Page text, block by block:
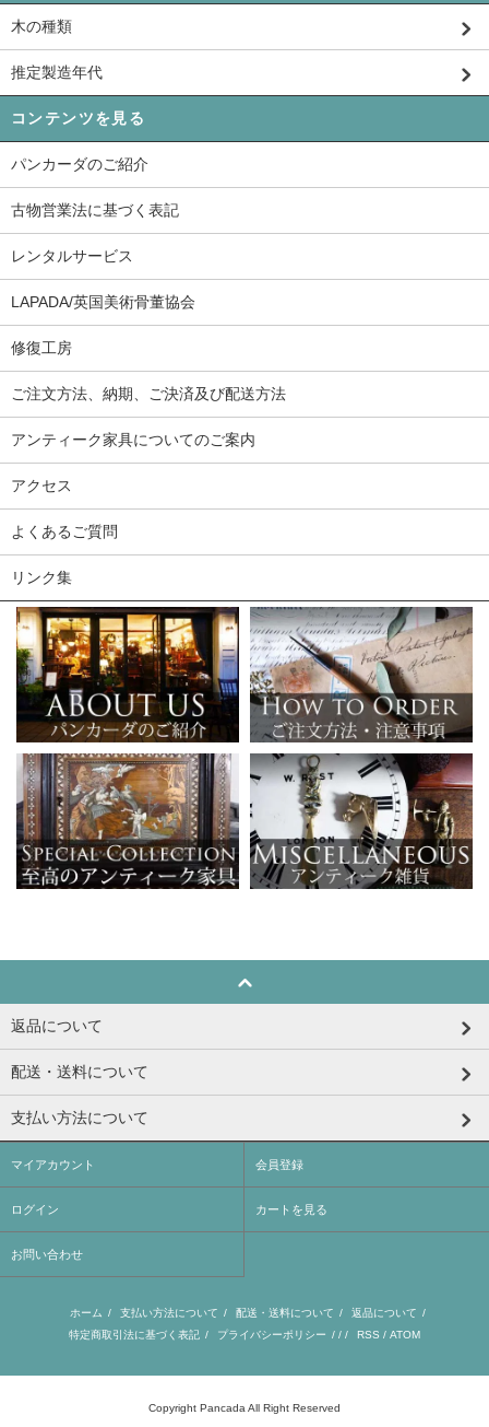
木の種類
推定製造年代
コンテンツを見る
パンカーダのご紹介
古物営業法に基づく表記
レンタルサービス
LAPADA/英国美術骨董協会
修復工房
ご注文方法、納期、ご決済及び配送方法
アンティーク家具についてのご案内
アクセス
よくあるご質問
リンク集
返品について
配送・送料について
支払い方法について
マイアカウント 会員登録
ログイン カートを見る
お問い合わせ
ホーム / 支払い方法について / 配送・送料について / 返品について /
特定商取引法に基づく表記 / プライバシーポリシー / / / RSS / ATOM
Copyright Pancada All Right Reserved